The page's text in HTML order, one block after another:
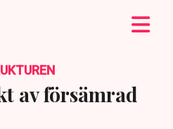
av försämrad